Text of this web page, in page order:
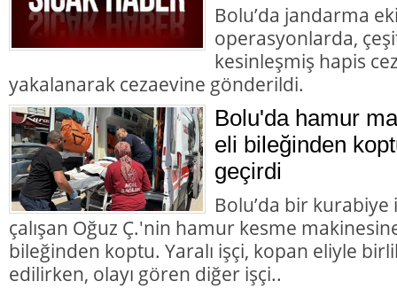
Bolu’da jandarma
operasyonlarda,
kesinleşmiş hapis
yakalanarak cezaevine gönderildi.
Bolu'da hamur
eli bileğinden
geçirdi
Bolu’da bir
çalışan Oğuz Ç.'nin hamur kesme
bileğinden koptu. Yaralı işçi, kopan eliyle
edilirken, olayı gören diğer işçi..